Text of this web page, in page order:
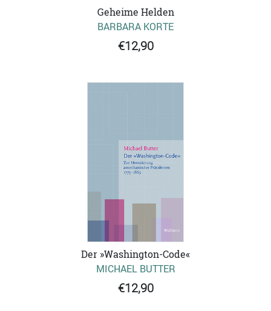
Geheime Helden
BARBARA KORTE
€12,90
Der »Washington-Code«
MICHAEL BUTTER
€12,90